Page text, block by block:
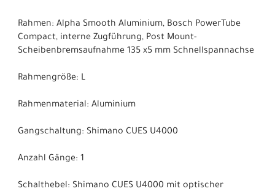
Rahmen: Alpha Smooth Aluminium, Bosch PowerTube
Compact, interne Zugführung, Post Mount-
Scheibenbremsaufnahme 135 x5 mm Schnellspannachse
Rahmengröße: L
Rahmenmaterial: Aluminium
Gangschaltung: Shimano CUES U4000
Anzahl Gänge: 1
Schalthebel: Shimano CUES U4000 mit optischer